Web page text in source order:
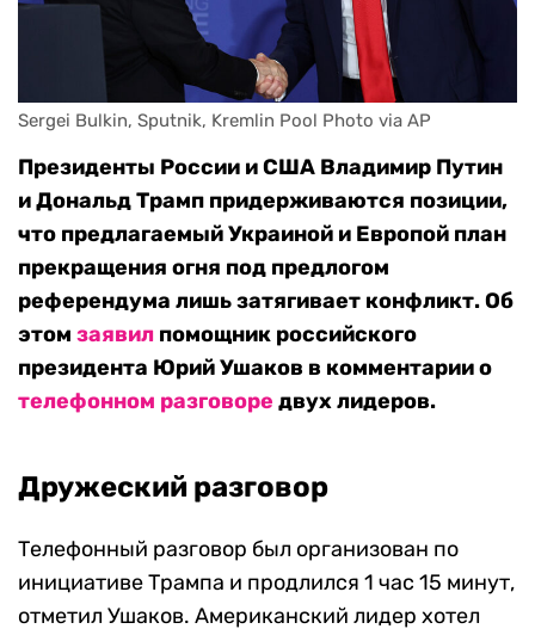
Sergei Bulkin, Sputnik, Kremlin Pool Photo via AP
Президенты России и США Владимир Путин
и Дональд Трамп придерживаются позиции,
что предлагаемый Украиной и Европой план
прекращения огня под предлогом
референдума лишь затягивает конфликт. Об
этом заявил помощник российского
президента Юрий Ушаков в комментарии о
телефонном разговоре двух лидеров.
Дружеский разговор
Телефонный разговор был организован по
инициативе Трампа и продлился 1 час 15 минут,
отметил Ушаков. Американский лидер хотел